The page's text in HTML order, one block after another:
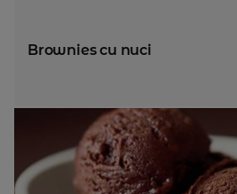
Brownies cu nuci